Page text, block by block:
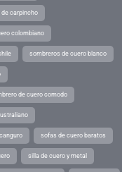
carpincho
colombiano
sombreros de cuero blanco
de cuero comodo
sofas de cuero baratos
silla de cuero y metal